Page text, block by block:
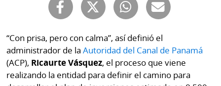
Luctuosas
prácticas
OTROS
“Con prisa, pero con calma”, así definió el
administrador de laAutoridad del Canal de Panamá
(ACP), Ricaurte Vásquez, el proceso que viene
realizando la entidad para definir el camino para